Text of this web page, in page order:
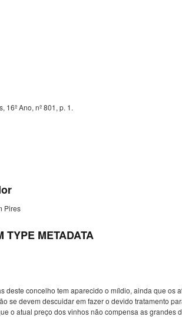
16º Ano, nº 801, p. 1.
Pires
TYPE METADATA
deste concelho tem aparecido o míldio, ainda que os
se devem descuidar em fazer o devido tratamento
o atual preço dos vinhos não compensa as